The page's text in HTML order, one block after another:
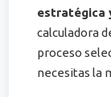
estratégica
calculadora
proceso
necesitas la